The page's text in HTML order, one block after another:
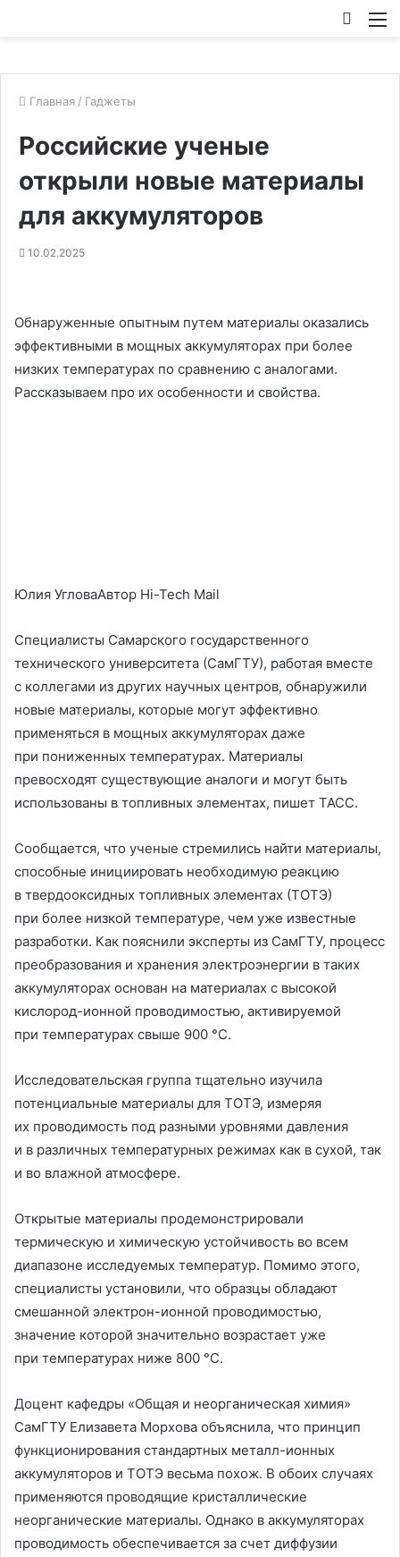
Главная / Гаджеты
Российские ученые
открыли новые материалы
для аккумуляторов
10.02.2025
Обнаруженные опытным путем материалы оказались
эффективными в мощных аккумуляторах при более
низких температурах по сравнению с аналогами.
Рассказываем про их особенности и свойства.
Юлия УгловаАвтор Hi-Tech Mail
Специалисты Самарского государственного
технического университета (СамГТУ), работая вместе
с коллегами из других научных центров, обнаружили
новые материалы, которые могут эффективно
применяться в мощных аккумуляторах даже
при пониженных температурах. Материалы
превосходят существующие аналоги и могут быть
использованы в топливных элементах, пишет ТАСС.
Сообщается, что ученые стремились найти материалы,
способные инициировать необходимую реакцию
в твердооксидных топливных элементах (ТОТЭ)
при более низкой температуре, чем уже известные
разработки. Как пояснили эксперты из СамГТУ, процесс
преобразования и хранения электроэнергии в таких
аккумуляторах основан на материалах с высокой
кислород-ионной проводимостью, активируемой
при температурах свыше 900 °C.
Исследовательская группа тщательно изучила
потенциальные материалы для ТОТЭ, измеряя
их проводимость под разными уровнями давления
и в различных температурных режимах как в сухой, так
и во влажной атмосфере.
Открытые материалы продемонстрировали
термическую и химическую устойчивость во всем
диапазоне исследуемых температур. Помимо этого,
специалисты установили, что образцы обладают
смешанной электрон-ионной проводимостью,
значение которой значительно возрастает уже
при температурах ниже 800 °C.
Доцент кафедры «Общая и неорганическая химия»
СамГТУ Елизавета Морхова объяснила, что принцип
функционирования стандартных металл-ионных
аккумуляторов и ТОТЭ весьма похож. В обоих случаях
применяются проводящие кристаллические
неорганические материалы. Однако в аккумуляторах
проводимость обеспечивается за счет диффузии